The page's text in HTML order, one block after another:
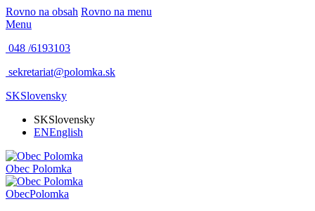
Rovno na obsah Rovno na menu
Menu
048 /6193103
sekretariat@polomka.sk
SKSlovensky
SKSlovensky
ENEnglish
Obec Polomka
ObecPolomka